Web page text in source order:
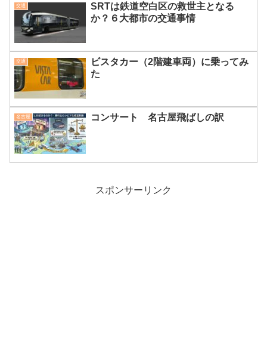
交通
SRTは鉄道空白区の救世主となる
か？６大都市の交通事情
交通
ビスタカー（2階建車両）に乗ってみ
た
名古屋 コンサート 名古屋飛ばしの訳
スポンサーリンク